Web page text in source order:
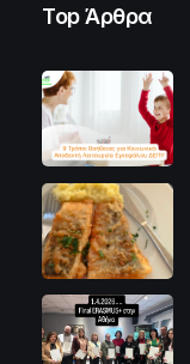
Top Άρθρα